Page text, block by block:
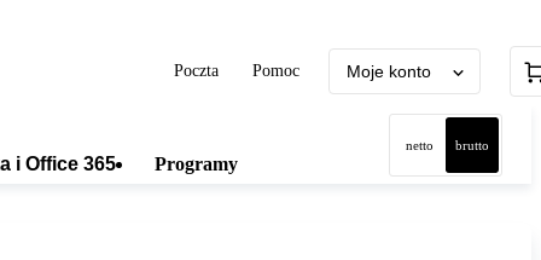
Poczta Pomoc Moje konto
i Office 365 Programy
netto brutto